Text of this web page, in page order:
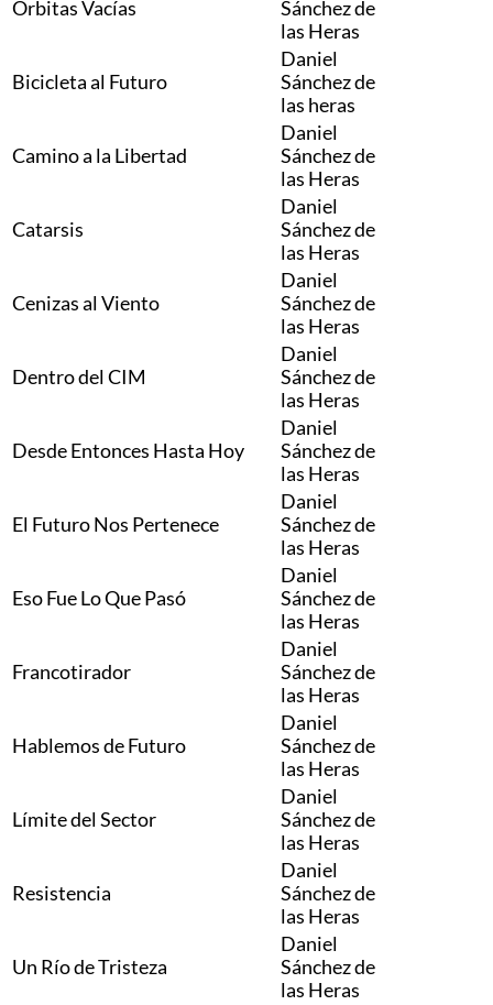
Orbitas Vacías
Sánchez de
las Heras
Bicicleta al Futuro
Daniel
Sánchez de
las heras
Camino a la Libertad
Daniel
Sánchez de
las Heras
Catarsis
Daniel
Sánchez de
las Heras
Cenizas al Viento
Daniel
Sánchez de
las Heras
Dentro del CIM
Daniel
Sánchez de
las Heras
Desde Entonces Hasta Hoy
Daniel
Sánchez de
las Heras
El Futuro Nos Pertenece
Daniel
Sánchez de
las Heras
Eso Fue Lo Que Pasó
Daniel
Sánchez de
las Heras
Francotirador
Daniel
Sánchez de
las Heras
Hablemos de Futuro
Daniel
Sánchez de
las Heras
Límite del Sector
Daniel
Sánchez de
las Heras
Resistencia
Daniel
Sánchez de
las Heras
Un Río de Tristeza
Daniel
Sánchez de
las Heras